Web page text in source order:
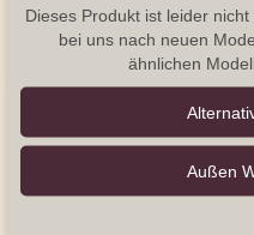
Dieses Produkt ist leider
bei uns nach neuen
ähnlichen
Außen